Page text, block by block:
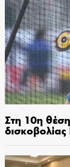
Στη 10η